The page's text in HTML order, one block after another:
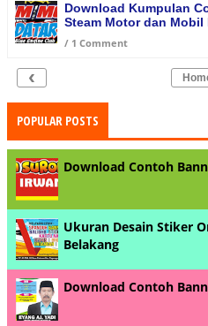
Download Kumpulan
Steam Motor dan Mobil
/ 1 Comment
‹
POPULAR POSTS
Download Contoh
Ukuran Desain Stiker
Belakang
Download Contoh